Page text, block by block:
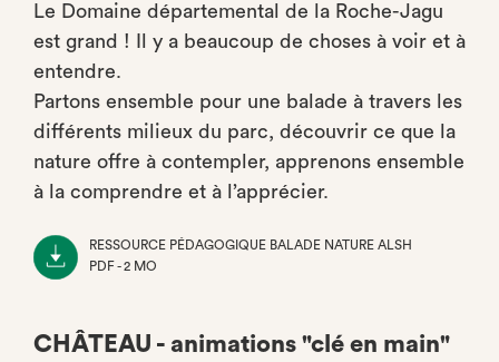
Le Domaine départemental de la Roche-Jagu
est grand ! Il y a beaucoup de choses à voir et à
entendre.
Partons ensemble pour une balade à travers les
différents milieux du parc, découvrir ce que la
nature offre à contempler, apprenons ensemble
à la comprendre et à l’apprécier.
RESSOURCE PÉDAGOGIQUE BALADE NATURE ALSH
PDF - 2 MO
CHÂTEAU - animations "clé en main"